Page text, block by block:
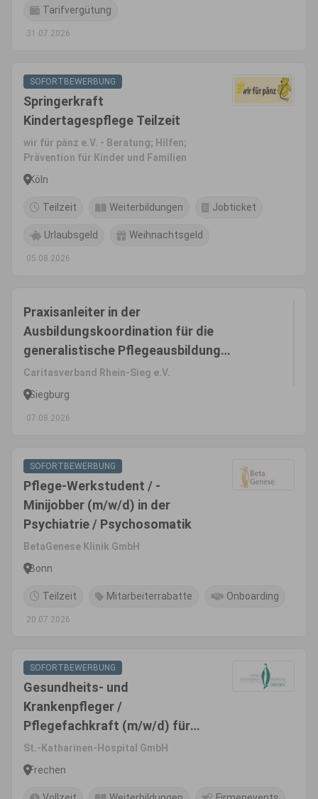
Tarifvergütung
31.07.2026
SOFORTBEWERBUNG
Springerkraft
Kindertagespflege Teilzeit
wir für pänz e.V. - Beratung; Hilfen;
Prävention für Kinder und Familien
Köln
Teilzeit Weiterbildungen Jobticket
Urlaubsgeld Weihnachtsgeld
05.08.2026
Praxisanleiter in der
Ausbildungskoordination für die
generalistische Pflegeausbildung
(m/w/d)
Caritasverband Rhein-Sieg e.V.
Siegburg
07.08.2026
SOFORTBEWERBUNG
Pflege-Werkstudent / -
Minijobber (m/w/d) in der
Psychiatrie / Psychosomatik
BetaGenese Klinik GmbH
Bonn
Teilzeit Mitarbeiterrabatte Onboarding
20.07.2026
SOFORTBEWERBUNG
Gesundheits- und
Krankenpfleger /
Pflegefachkraft (m/w/d) für
die Intensivstation
St.-Katharinen-Hospital GmbH
Frechen